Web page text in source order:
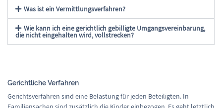
Was ist ein Vermittlungsverfahren?
Wie kann ich eine gerichtlich gebilligte Umgangsvereinbarung,
die nicht eingehalten wird, vollstrecken?
Gerichtliche Verfahren
Gerichtsverfahren sind eine Belastung für jeden Beteiligten. In